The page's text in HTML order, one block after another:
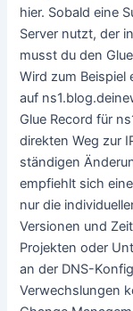
hier. Sobald eine
Server nutzt, der
musst du den
Wird zum
auf
Glue Record für
direkten Weg zur
ständigen
empfiehlt sich
nur die
Versionen und
Projekten oder
an der DNS-
Verwechslungen